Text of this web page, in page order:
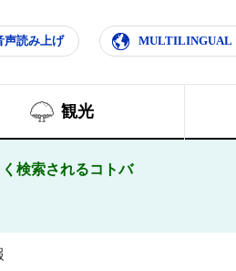
声読み上げ MULTILINGUAL
観光
く検索されるコトバ